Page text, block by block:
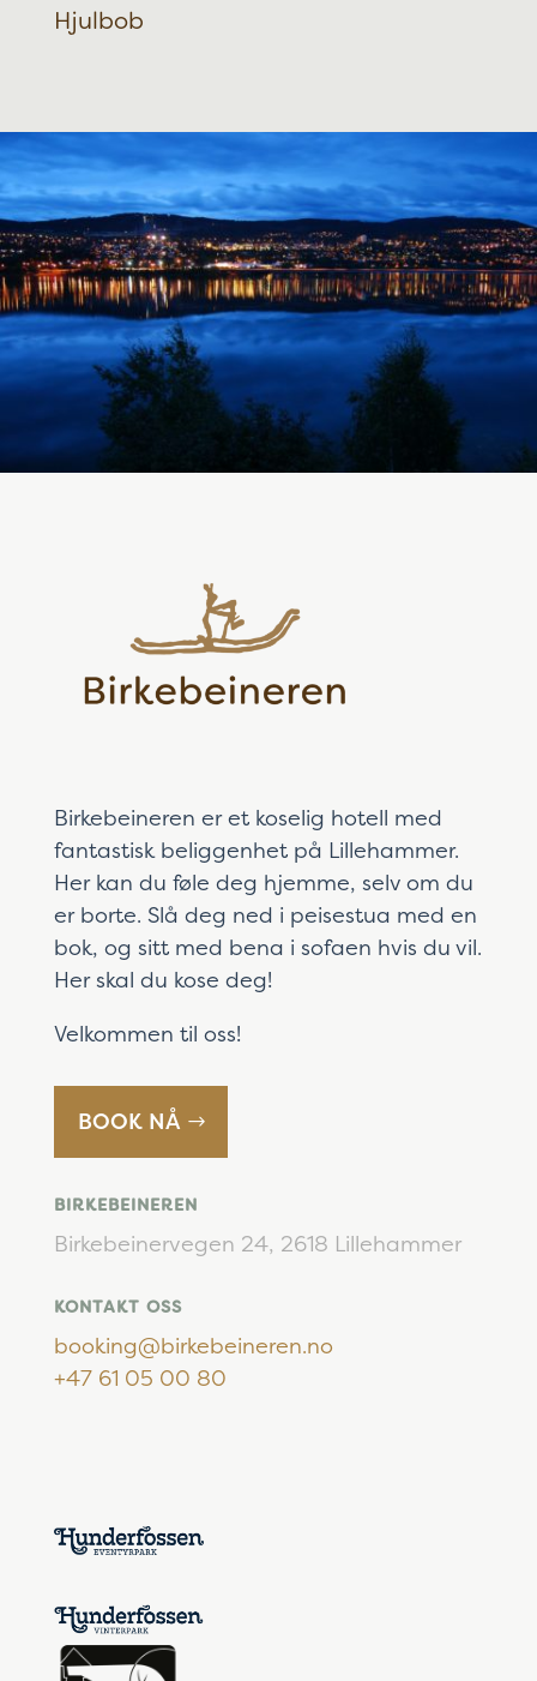
Hjulbob
Birkebeineren er et koselig hotell med
fantastisk beliggenhet på Lillehammer.
Her kan du føle deg hjemme, selv om du
er borte. Slå deg ned i peisestua med en
bok, og sitt med bena i sofaen hvis du vil.
Her skal du kose deg!
Velkommen til oss!
BOOK NÅ
BIRKEBEINEREN
Birkebeinervegen 24, 2618 Lillehammer
KONTAKT OSS
booking@birkebeineren.no
+47 61 05 00 80